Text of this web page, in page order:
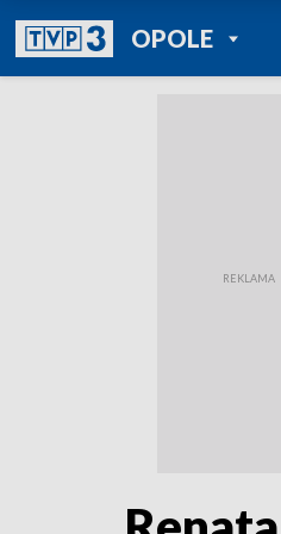
OPOLEPOWRÓT DO
TVP REGIONY